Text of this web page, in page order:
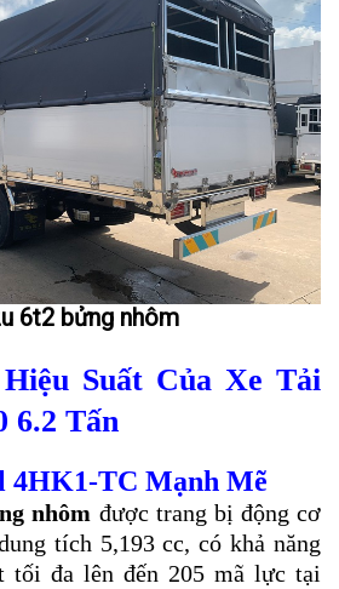
6t2 bửng nhôm
Suất Của Xe Tải
6.2 Tấn
4HK1-TC Mạnh Mẽ
nhôm được trang bị động cơ
tích 5,193 cc, có khả năng
tối đa lên đến 205 mã lực tại